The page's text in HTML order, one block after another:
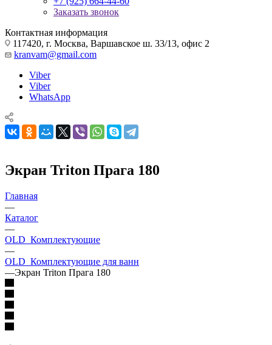
Заказать звонок
Контактная информация
117420, г. Москва, Варшавское ш. 33/13, офис 2
kranvam@gmail.com
Viber
Viber
WhatsApp
Экран Triton Прага 180
Главная
—
Каталог
—
OLD_Комплектующие
—
OLD_Комплектующие для ванн
—Экран Triton Прага 180